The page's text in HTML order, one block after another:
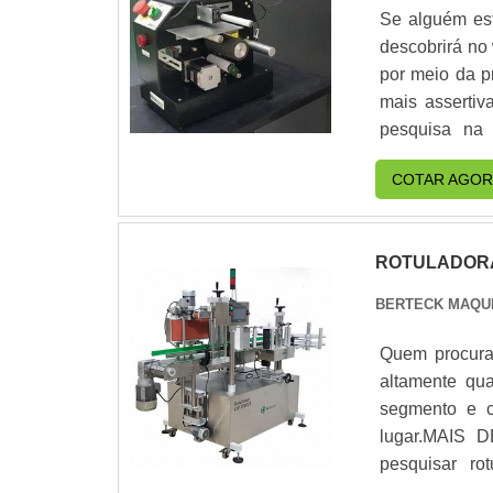
padrões
as
na área de
de clientes....
Se alguém
descobrirá no
por meio da
mais
pesquisa
responsável,
é possível
sempre a
produtos e
importantes
demonstrar
pelos quais
quando
Profissionais
qualidade;
COTAR
BERTECK
Quem
altamente
segmento e
lugar.MAIS
pesquisar